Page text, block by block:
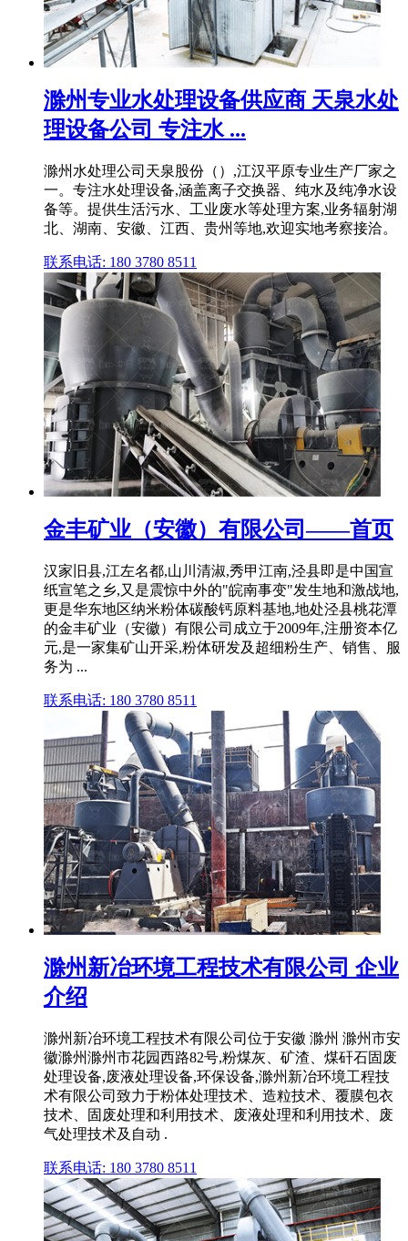
滁州专业水处理设备供应商 天泉水处
理设备公司 专注水 ...
滁州水处理公司天泉股份（）,江汉平原专业生产厂家之
一。专注水处理设备,涵盖离子交换器、纯水及纯净水设
备等。提供生活污水、工业废水等处理方案,业务辐射湖
北、湖南、安徽、江西、贵州等地,欢迎实地考察接洽。
联系电话: 180 3780 8511
金丰矿业（安徽）有限公司——首页
汉家旧县,江左名都,山川清淑,秀甲江南,泾县即是中国宣
纸宣笔之乡,又是震惊中外的"皖南事变"发生地和激战地,
更是华东地区纳米粉体碳酸钙原料基地,地处泾县桃花潭
的金丰矿业（安徽）有限公司成立于2009年,注册资本亿
元,是一家集矿山开采,粉体研发及超细粉生产、销售、服
务为 ...
联系电话: 180 3780 8511
滁州新冶环境工程技术有限公司 企业
介绍
滁州新冶环境工程技术有限公司位于安徽 滁州 滁州市安
徽滁州滁州市花园西路82号,粉煤灰、矿渣、煤矸石固废
处理设备,废液处理设备,环保设备,滁州新冶环境工程技
术有限公司致力于粉体处理技术、造粒技术、覆膜包衣
技术、固废处理和利用技术、废液处理和利用技术、废
气处理技术及自动 .
联系电话: 180 3780 8511